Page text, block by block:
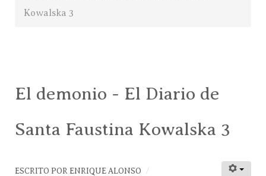
Kowalska 3
El demonio - El Diario de
Santa Faustina Kowalska 3
ESCRITO POR ENRIQUE ALONSO